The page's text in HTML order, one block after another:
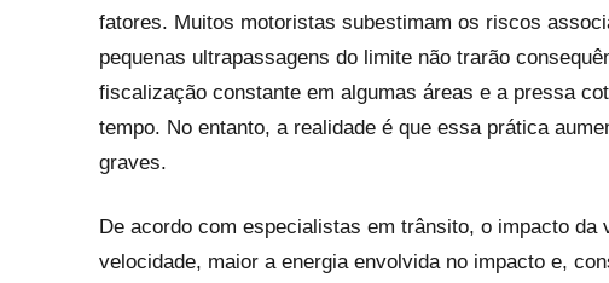
fatores. Muitos motoristas subestimam os riscos
pequenas ultrapassagens do limite não trarão
fiscalização constante em algumas áreas e a pressa
tempo. No entanto, a realidade é que essa prática
graves.
De acordo com especialistas em trânsito, o impacto
velocidade, maior a energia envolvida no impacto e,